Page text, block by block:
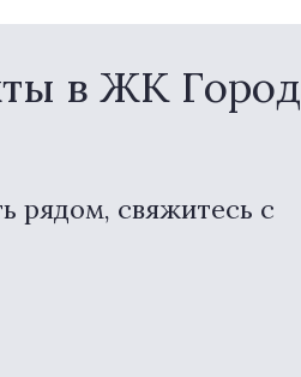
в ЖК Город
рядом, свяжитесь с